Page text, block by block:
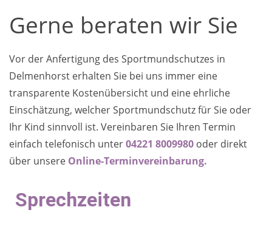
Gerne beraten wir Sie
Vor der Anfertigung des Sportmundschutzes in
Delmenhorst erhalten Sie bei uns immer eine
transparente Kostenübersicht und eine ehrliche
Einschätzung, welcher Sportmundschutz für Sie oder
Ihr Kind sinnvoll ist. Vereinbaren Sie Ihren Termin
einfach telefonisch unter04221 8009980 oder direkt
über unsere Online-Terminvereinbarung.
Sprechzeiten